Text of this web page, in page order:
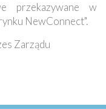
przekazywane w
NewConnect".
Zarządu